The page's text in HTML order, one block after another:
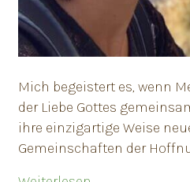
Mich begeistert es, wenn
der Liebe Gottes
ihre einzigartige Weise
Gemeinschaften der